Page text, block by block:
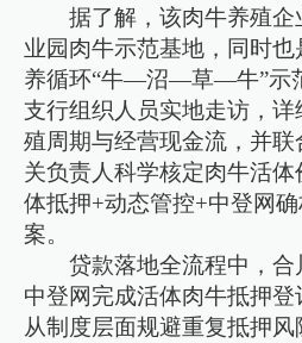
据了解，该肉牛养殖
业园肉牛示范基地，同时
养循环“牛—沼—草—牛”示
支行组织人员实地走访，
殖周期与经营现金流，并
关负责人科学核定肉牛活
体抵押+动态管控+中登网
案。
贷款落地全流程中，
中登网完成活体肉牛抵押登
从制度层面规避重复抵押